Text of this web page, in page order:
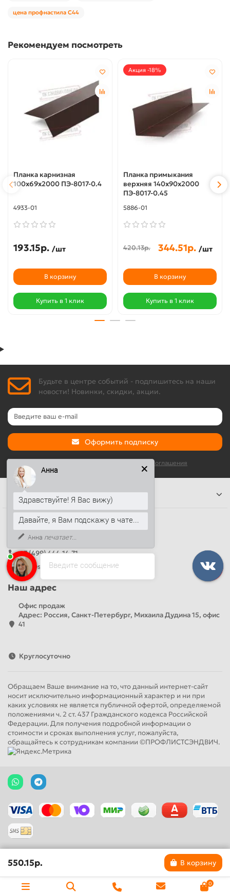
цена профнастила С44
Рекомендуем посмотреть
Планка карнизная
100х69х2000 ПЭ-8017-0.4
4933-01
193.15р. /шт
В корзину
Купить в 1 клик
Акция -18%
Планка примыкания
верхняя 140х90х2000
ПЭ-8017-0.45
5886-01
420.13р. 344.51р. /шт
В корзину
Купить в 1 клик
Будьте в центре событий - подпишитесь на наши
новости! Новинки, скидки, акции.
Оформить подписку
Условия соглашения
Информация
Наши контакты
+7 (812) 389-26-20
+7 (499) 444-14-71
info@sandwichpanelsvspb.ru
Наш адрес
Офис продаж
Адрес: Россия, Санкт-Петербург, Михаила Дудина 15, офис
41
Круглосуточно
Обращаем Ваше внимание на то, что данный интернет-сайт
носит исключительно информационный характер и ни при
каких условиях не является публичной офертой, определяемой
положениями ч. 2 ст. 437 Гражданского кодекса Российской
Федерации. Для получения подробной информации о
стоимости и сроках выполнения услуг, пожалуйста,
обращайтесь к сотрудникам компании ©ПРОФЛИСТСЭНДВИЧ.
550.15р. В корзину
0
Введите сообщение
Анна
Здравствуйте! Я Вас вижу)
Давайте, я Вам подскажу в чате...
Анна печатает...